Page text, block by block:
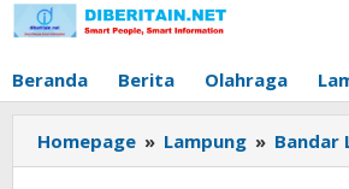
Lewati
ke
Beranda Berita Olahraga
Homepage » Lampung » Bandar